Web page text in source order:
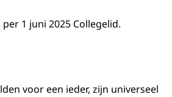
1 juni 2025 Collegelid.
voor een ieder, zijn universeel